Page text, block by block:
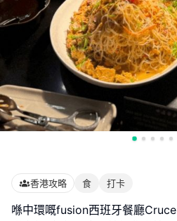
香港攻略 食 打卡
喺中環嘅fusion西班牙餐廳